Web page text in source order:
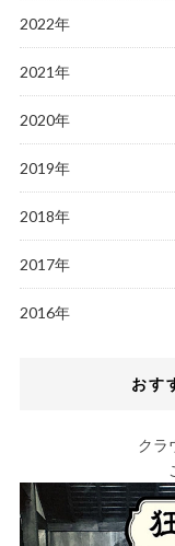
2022年
2021年
2020年
2019年
2018年
2017年
2016年
おす
クラ